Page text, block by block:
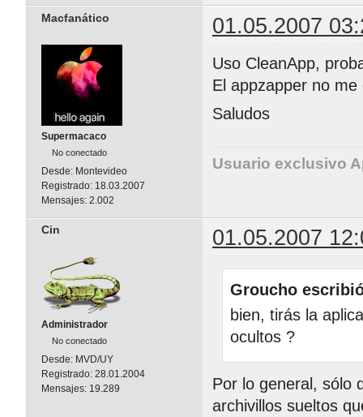
Macfanático 01.05.2007
Supermacaco
No conectado
Desde: Montevideo
Registrado: 18.03.2007
Mensajes: 2.002
Uso CleanApp,
El appzapper no
Saludos
Usuario exclusivo
Cin 01.05.2007
Administrador
No conectado
Desde: MVD/UY
Registrado: 28.01.2004
Mensajes: 19.289
Groucho
bien, tirás la
ocultos ?
Por lo general, sólo
archivillos sueltos